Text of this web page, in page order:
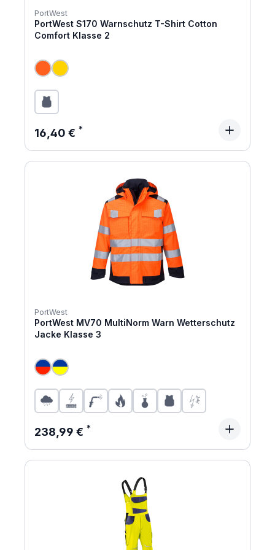
PortWest
PortWest S170 Warnschutz T-Shirt Cotton
Comfort Klasse 2
Regulärer Preis:
16,40 €
PortWest
PortWest MV70 MultiNorm Warn Wetterschutz
Jacke Klasse 3
Regulärer Preis:
238,99 €